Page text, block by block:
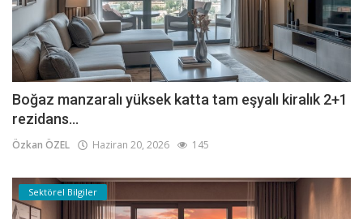
Boğaz manzaralı yüksek katta tam eşyalı kiralık 2+1
rezidans...
Özkan ÖZEL Haziran 20, 2026 145
Sektörel Bilgiler